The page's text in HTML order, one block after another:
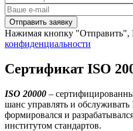
Нажимая кнопку "Отправить",
конфиденциальности
Сертификат ISO
ISO 20000 –
шанс управлять и
формировался и
институтом стандартов.